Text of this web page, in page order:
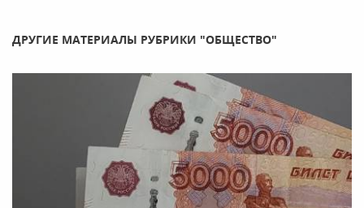
ДРУГИЕ МАТЕРИАЛЫ РУБРИКИ "ОБЩЕСТВО"